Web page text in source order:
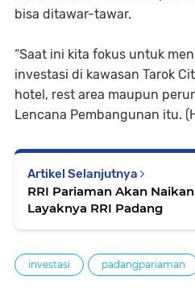
bisa ditawar-tawar.
“Saat ini kita fokus untuk
investasi di kawasan Tarok
hotel, rest area maupun
Lencana Pembangunan itu.
Artikel Selanjutnya
RRI Pariaman Akan
Layaknya RRI Padang
investasi padangpariaman